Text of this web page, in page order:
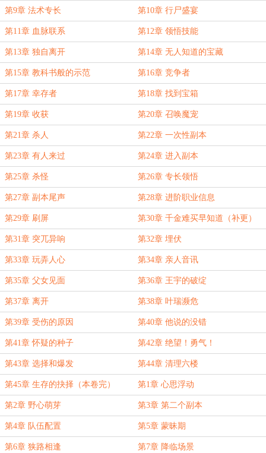
第9章 法术专长 第10章 行尸盛宴
第11章 血脉联系 第12章 领悟技能
第13章 独自离开 第14章 无人知道的宝藏
第15章 教科书般的示范 第16章 竞争者
第17章 幸存者 第18章 找到宝箱
第19章 收获 第20章 召唤魔宠
第21章 杀人 第22章 一次性副本
第23章 有人来过 第24章 进入副本
第25章 杀怪 第26章 专长领悟
第27章 副本尾声 第28章 进阶职业信息
第29章 刷屏 第30章 千金难买早知道（补更）
第31章 突兀异响 第32章 埋伏
第33章 玩弄人心 第34章 亲人音讯
第35章 父女见面 第36章 王宇的破绽
第37章 离开 第38章 叶瑞濒危
第39章 受伤的原因 第40章 他说的没错
第41章 怀疑的种子 第42章 绝望！勇气！
第43章 选择和爆发 第44章 清理六楼
第45章 生存的抉择（本卷完） 第1章 心思浮动
第2章 野心萌芽 第3章 第二个副本
第4章 队伍配置 第5章 蒙昧期
第6章 狭路相逢 第7章 降临场景